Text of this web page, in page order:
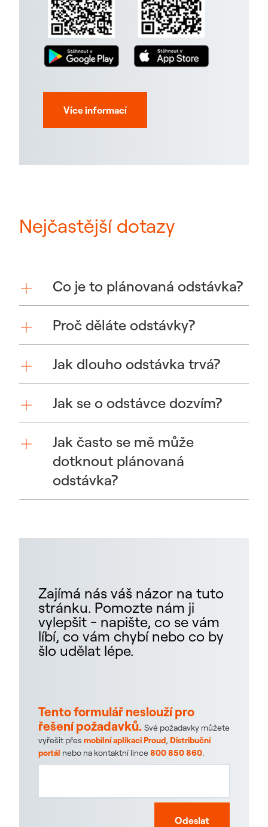
Více informací
Nejčastější dotazy
Co je to plánovaná odstávka?
Proč děláte odstávky?
Jak dlouho odstávka trvá?
Jak se o odstávce dozvím?
Jak často se mě může
dotknout plánovaná
odstávka?
Zajímá nás váš názor na tuto
stránku. Pomozte nám ji
vylepšit - napište, co se vám
líbí, co vám chybí nebo co by
šlo udělat lépe.
Tento formulář neslouží pro
řešení požadavků. Své požadavky můžete
vyřešit přes mobilní aplikaci Proud, Distribuční
portál nebo na kontaktní lince800 850 860.
Odeslat